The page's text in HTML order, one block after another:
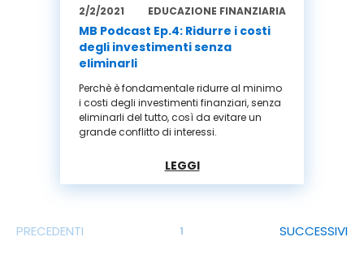
2/2/2021 EDUCAZIONE FINANZIARIA
MB Podcast Ep.4: Ridurre i costi
degli investimenti senza
eliminarli
Perchè è fondamentale ridurre al minimo
i costi degli investimenti finanziari, senza
eliminarli del tutto, così da evitare un
grande conflitto di interessi.
LEGGI
PRECEDENTI 1 SUCCESSIVI